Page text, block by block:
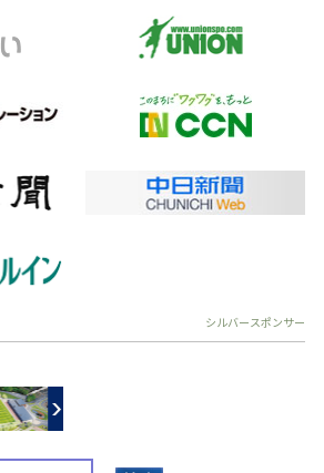
シルバースポンサー